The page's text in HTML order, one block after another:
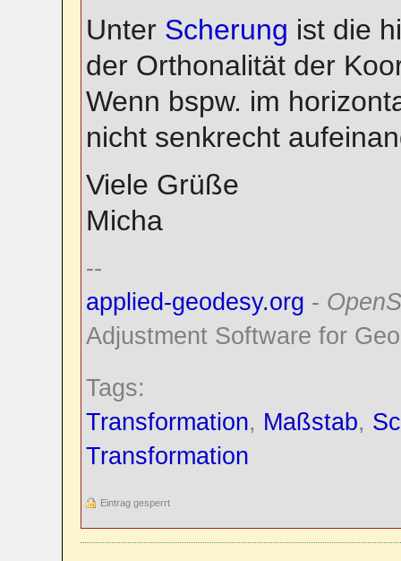
Unter Scherung ist die
der Orthonalität der
Wenn bspw. im
nicht senkrecht
Viele Grüße
Micha
--
applied-geodesy.org -
Adjustment Software for
Tags:
Transformation, Maßstab,
Transformation
Eintrag gesperrt